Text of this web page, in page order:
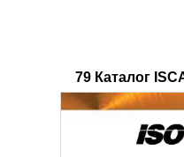
79 Каталог